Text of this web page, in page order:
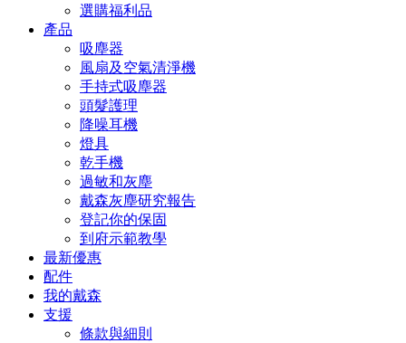
選購福利品
產品
吸塵器
風扇及空氣清淨機
手持式吸塵器
頭髮護理
降噪耳機
燈具
乾手機
過敏和灰塵
戴森灰塵研究報告
登記你的保固
到府示範教學
最新優惠
配件
我的戴森
支援
條款與細則